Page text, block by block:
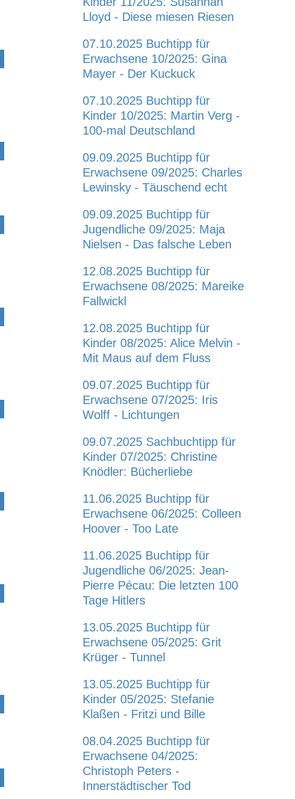
Lloyd - Diese miesen Riesen
07.10.2025Buchtipp für
Erwachsene 10/2025: Gina
Mayer - Der Kuckuck
07.10.2025Buchtipp für
Kinder 10/2025: Martin Verg -
100-mal Deutschland
09.09.2025Buchtipp für
Erwachsene 09/2025: Charles
Lewinsky - Täuschend echt
09.09.2025Buchtipp für
Jugendliche 09/2025: Maja
Nielsen - Das falsche Leben
12.08.2025Buchtipp für
Erwachsene 08/2025: Mareike
Fallwickl
12.08.2025Buchtipp für
Kinder 08/2025: Alice Melvin -
Mit Maus auf dem Fluss
09.07.2025Buchtipp für
Erwachsene 07/2025: Iris
Wolff - Lichtungen
09.07.2025Sachbuchtipp für
Kinder 07/2025: Christine
Knödler: Bücherliebe
11.06.2025Buchtipp für
Erwachsene 06/2025: Colleen
Hoover - Too Late
11.06.2025Buchtipp für
Jugendliche 06/2025: Jean-
Pierre Pécau: Die letzten 100
Tage Hitlers
13.05.2025Buchtipp für
Erwachsene 05/2025: Grit
Krüger - Tunnel
13.05.2025Buchtipp für
Kinder 05/2025: Stefanie
Klaßen - Fritzi und Bille
08.04.2025Buchtipp für
Erwachsene 04/2025:
Christoph Peters -
Innerstädtischer Tod